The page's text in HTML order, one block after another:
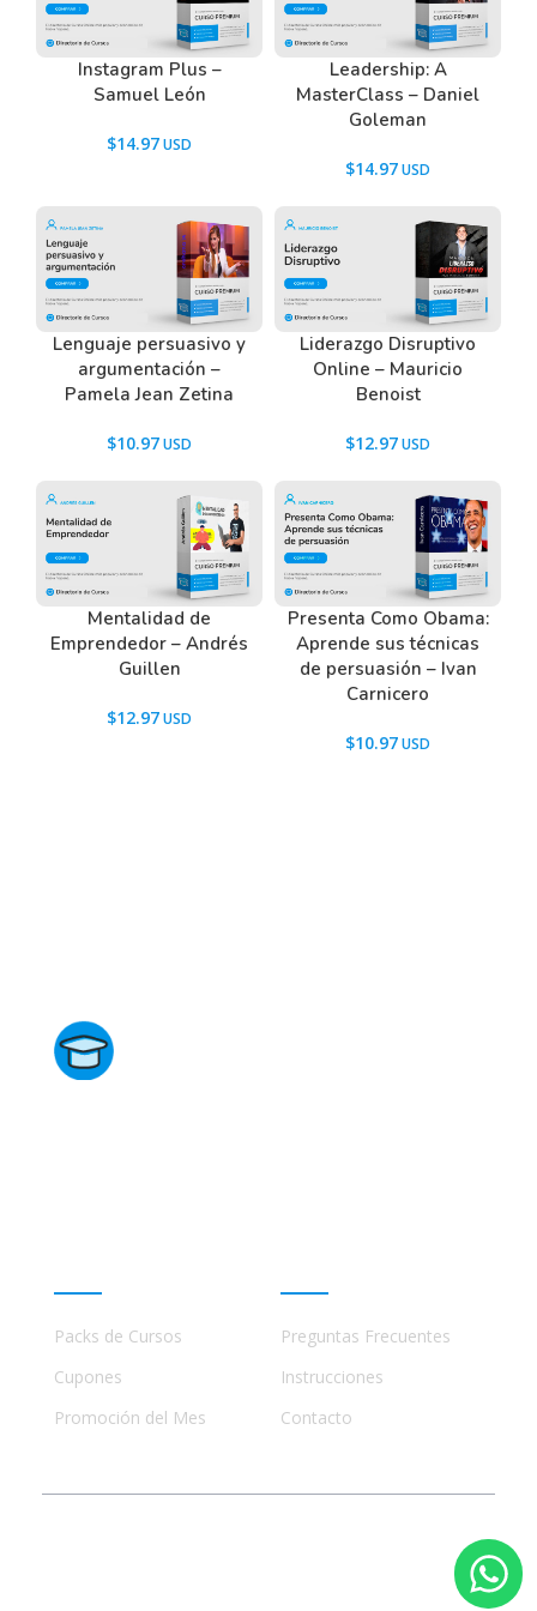
Tenemos un listado de todas las preguntas que
hacen nuestros usuarios antes de comprar y
descargar los recursos WordPress.
, o también puedes
contactarnos usando el Chat.
Instagram Plus –
Samuel León
$14.97
Leadership: A
MasterClass – Daniel
Goleman
$14.97
Lenguaje persuasivo y
argumentación –
Pamela Jean Zetina
$10.97
Liderazgo Disruptivo
Online – Mauricio
Benoist
$12.97
Mentalidad de
Emprendedor – Andrés
Guillen
$12.97
Presenta Como Obama:
Aprende sus técnicas
de persuasión – Ivan
Carnicero
$10.97
Packs de Cursos
Cupones
Promoción del Mes
Preguntas Frecuentes
Instrucciones
Contacto